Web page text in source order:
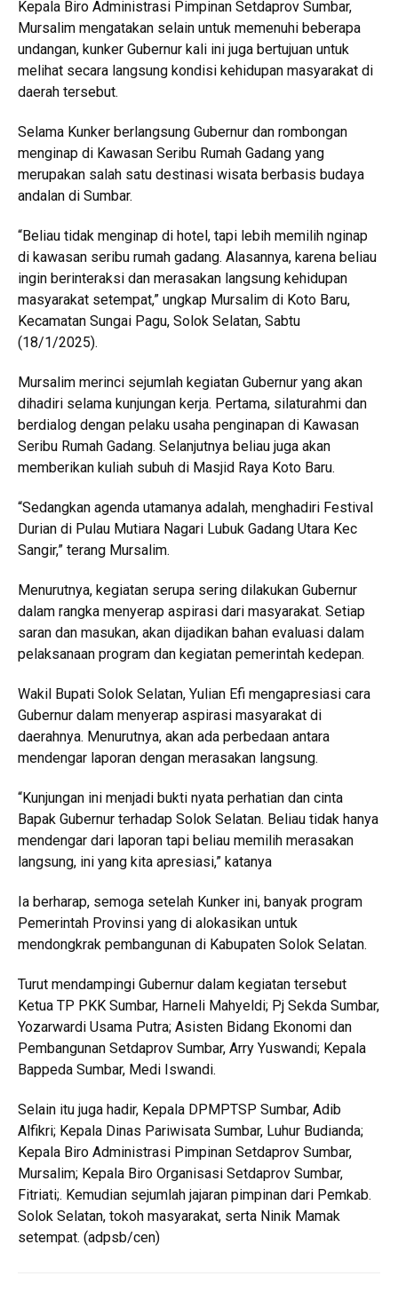
Kepala Biro Administrasi Pimpinan Setdaprov Sumbar,
Mursalim mengatakan selain untuk memenuhi beberapa
undangan, kunker Gubernur kali ini juga bertujuan untuk
melihat secara langsung kondisi kehidupan masyarakat di
daerah tersebut.
Selama Kunker berlangsung Gubernur dan rombongan
menginap di Kawasan Seribu Rumah Gadang yang
merupakan salah satu destinasi wisata berbasis budaya
andalan di Sumbar.
“Beliau tidak menginap di hotel, tapi lebih memilih nginap
di kawasan seribu rumah gadang. Alasannya, karena beliau
ingin berinteraksi dan merasakan langsung kehidupan
masyarakat setempat,” ungkap Mursalim di Koto Baru,
Kecamatan Sungai Pagu, Solok Selatan, Sabtu
(18/1/2025).
Mursalim merinci sejumlah kegiatan Gubernur yang akan
dihadiri selama kunjungan kerja. Pertama, silaturahmi dan
berdialog dengan pelaku usaha penginapan di Kawasan
Seribu Rumah Gadang. Selanjutnya beliau juga akan
memberikan kuliah subuh di Masjid Raya Koto Baru.
“Sedangkan agenda utamanya adalah, menghadiri Festival
Durian di Pulau Mutiara Nagari Lubuk Gadang Utara Kec
Sangir,” terang Mursalim.
Menurutnya, kegiatan serupa sering dilakukan Gubernur
dalam rangka menyerap aspirasi dari masyarakat. Setiap
saran dan masukan, akan dijadikan bahan evaluasi dalam
pelaksanaan program dan kegiatan pemerintah kedepan.
Wakil Bupati Solok Selatan, Yulian Efi mengapresiasi cara
Gubernur dalam menyerap aspirasi masyarakat di
daerahnya. Menurutnya, akan ada perbedaan antara
mendengar laporan dengan merasakan langsung.
“Kunjungan ini menjadi bukti nyata perhatian dan cinta
Bapak Gubernur terhadap Solok Selatan. Beliau tidak hanya
mendengar dari laporan tapi beliau memilih merasakan
langsung, ini yang kita apresiasi,” katanya
Ia berharap, semoga setelah Kunker ini, banyak program
Pemerintah Provinsi yang di alokasikan untuk
mendongkrak pembangunan di Kabupaten Solok Selatan.
Turut mendampingi Gubernur dalam kegiatan tersebut
Ketua TP PKK Sumbar, Harneli Mahyeldi; Pj Sekda Sumbar,
Yozarwardi Usama Putra; Asisten Bidang Ekonomi dan
Pembangunan Setdaprov Sumbar, Arry Yuswandi; Kepala
Bappeda Sumbar, Medi Iswandi.
Selain itu juga hadir, Kepala DPMPTSP Sumbar, Adib
Alfikri; Kepala Dinas Pariwisata Sumbar, Luhur Budianda;
Kepala Biro Administrasi Pimpinan Setdaprov Sumbar,
Mursalim; Kepala Biro Organisasi Setdaprov Sumbar,
Fitriati;. Kemudian sejumlah jajaran pimpinan dari Pemkab.
Solok Selatan, tokoh masyarakat, serta Ninik Mamak
setempat. (adpsb/cen)